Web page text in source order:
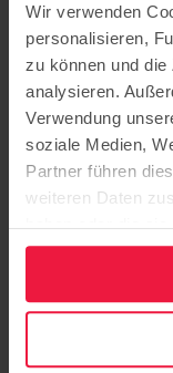
Wir verwenden
personalisieren,
zu können und
analysieren.
Verwendung
soziale Medien,
Partner führen
weiteren Daten
haben oder die
gesammelt haben.
Hospiz- und
Hermannswerder 2c |
0331/62 00 250(mit
www.hospizdienst-
info@hospizdienst-
Flyer "Letzte Hilfe
Sitz der Stiftung: